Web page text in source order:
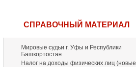
СПРАВОЧНЫЙ МАТЕРИАЛ
Мировые судьи г. Уфы и Республики
Башкортостан
Налог на доходы физических лиц (новые